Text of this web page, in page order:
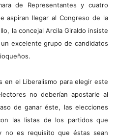
de Representantes y cuatro
aspiran llegar al Congreso de la
la concejal Arcila Giraldo insiste
excelente grupo de candidatos
en el Liberalismo para elegir este
no deberían apostarle al
de ganar éste, las elecciones
las listas de los partidos que
no es requisito que éstas sean